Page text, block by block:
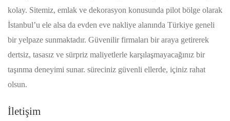
kolay. Sitemiz, emlak ve dekorasyon konusunda pilot bölge olarak
İstanbul’u ele alsa da evden eve nakliye alanında Türkiye geneli
bir yelpaze sunmaktadır. Güvenilir firmaları bir araya getirerek
dertsiz, tasasız ve sürpriz maliyetlerle karşılaşmayacağınız bir
taşınma deneyimi sunar. süreciniz güvenli ellerde, içiniz rahat
olsun.
İletişim